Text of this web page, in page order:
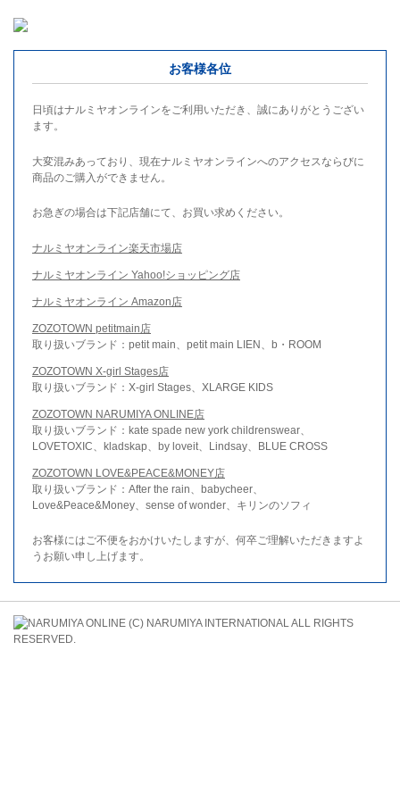
お客様各位
日頃はナルミヤオンラインをご利用いただき、誠にありがとうござい
ます。
大変混みあっており、現在ナルミヤオンラインへのアクセスならびに
商品のご購入ができません。
お急ぎの場合は下記店舗にて、お買い求めください。
ナルミヤオンライン楽天市場店
ナルミヤオンライン Yahoo!ショッピング店
ナルミヤオンライン Amazon店
ZOZOTOWN petitmain店
取り扱いブランド：petit main、petit main LIEN、b・ROOM
ZOZOTOWN X-girl Stages店
取り扱いブランド：X-girl Stages、XLARGE KIDS
ZOZOTOWN NARUMIYA ONLINE店
取り扱いブランド：kate spade new york childrenswear、
LOVETOXIC、kladskap、by loveit、Lindsay、BLUE CROSS
ZOZOTOWN LOVE&PEACE&MONEY店
取り扱いブランド：After the rain、babycheer、
Love&Peace&Money、sense of wonder、キリンのソフィ
お客様にはご不便をおかけいたしますが、何卒ご理解いただきますよ
うお願い申し上げます。